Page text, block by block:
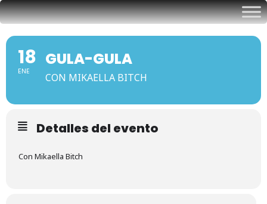
18
ENE
GULA-GULA
CON MIKAELLA BITCH
Detalles del evento
Con Mikaella Bitch